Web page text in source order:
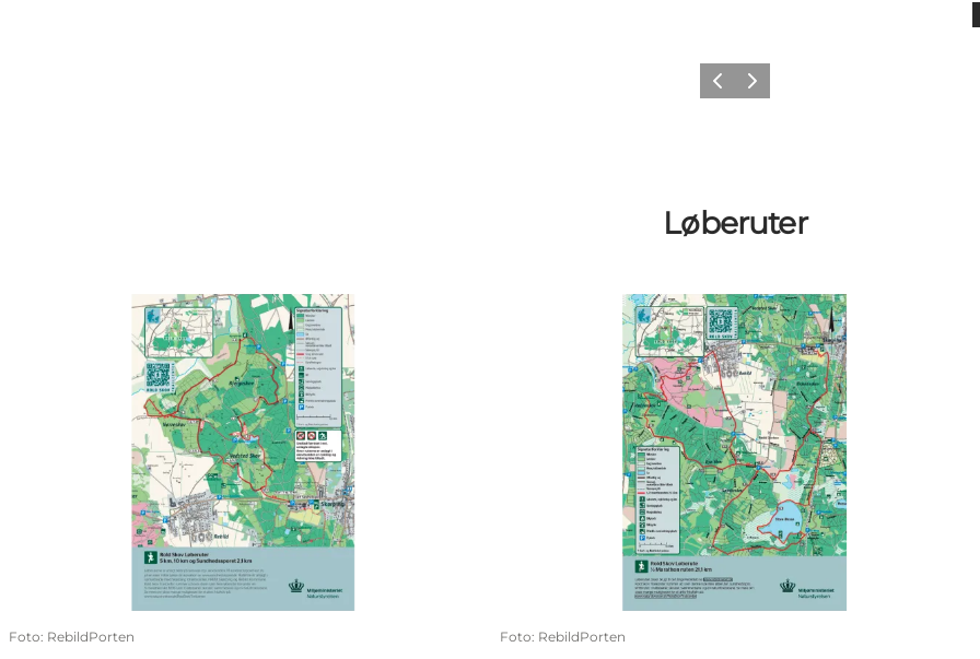
Forrige billede
Næste billede
Løberuter
Foto: RebildPorten Foto: RebildPorten